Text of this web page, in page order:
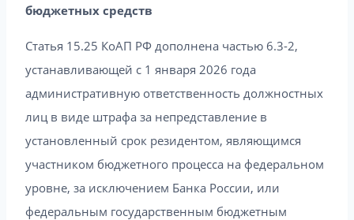
бюджетных средств
Статья 15.25 КоАП РФ дополнена частью 6.3-2,
устанавливающей с 1 января 2026 года
административную ответственность должностных
лиц в виде штрафа за непредставление в
установленный срок резидентом, являющимся
участником бюджетного процесса на федеральном
уровне, за исключением Банка России, или
федеральным государственным бюджетным